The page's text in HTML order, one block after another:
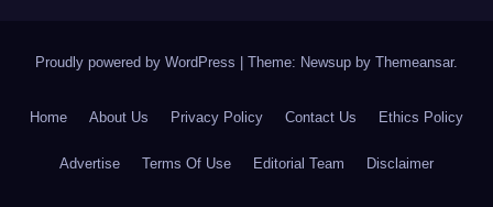
Proudly powered by WordPress Theme: Newsup by Themeansar.
Home About Us Privacy Policy Contact Us Ethics Policy
Advertise Terms Of Use Editorial Team Disclaimer